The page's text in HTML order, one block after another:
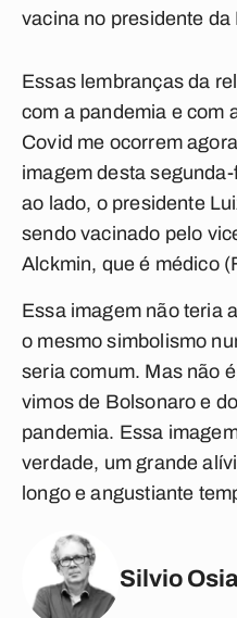
vacina no presidente da
Essas lembranças da
com a pandemia e com
Covid me ocorrem
imagem desta
ao lado, o presidente
sendo vacinado pelo
Alckmin, que é médico
Essa imagem não teria
o mesmo simbolismo
seria comum. Mas não
vimos de Bolsonaro e
pandemia. Essa
verdade, um grande
longo e angustiante
Silvio